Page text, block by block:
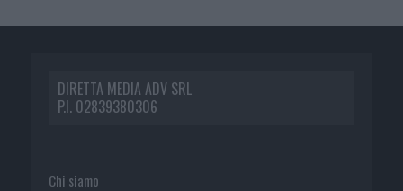
DIRETTA MEDIA ADV SRL
P.I. 02839380306
Chi siamo